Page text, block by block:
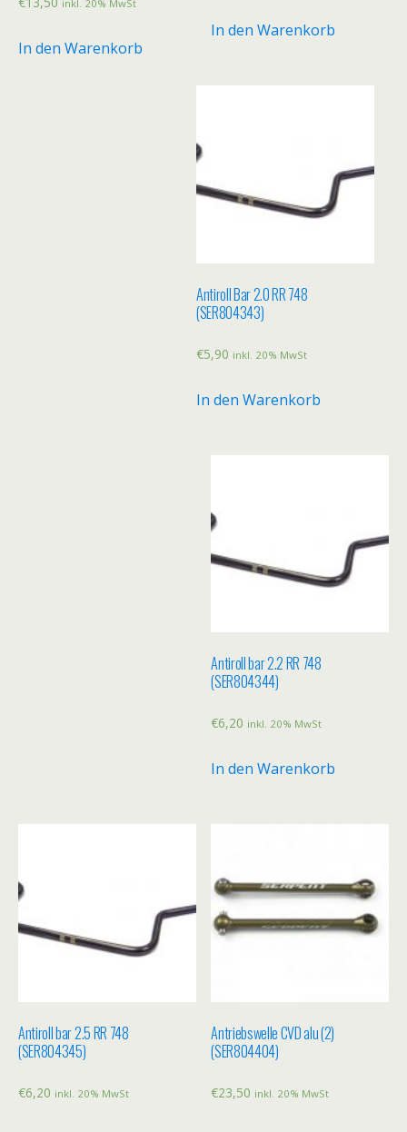
inkl. 20% MwSt
In den Warenkorb
In den Warenkorb
Antiroll Bar 2.0 RR 748
(SER804343)
€5,90 inkl. 20% MwSt
In den Warenkorb
Antiroll bar 2.2 RR 748
(SER804344)
€6,20 inkl. 20% MwSt
In den Warenkorb
Antiroll bar 2.5 RR 748
(SER804345)
€6,20 inkl. 20% MwSt
Antriebswelle CVD alu (2)
(SER804404)
€23,50 inkl. 20% MwSt